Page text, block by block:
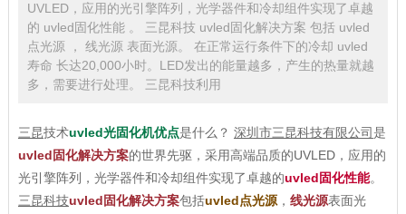
UVLED，应用的光引擎阵列，光学器件和冷却组件实现了卓越
的 uvled固化性能 。 三昆科技 uvled固化解决方案 包括 uvled
点光源 ， 线光源 表面光源。 在正常运行条件下的冷却 uvled
寿命 长达20,000小时。LED发出的能量越多，产生的热量就越
多，需要进行处理。 三昆科技利用
三昆技术uvled光固化机优点是什么？ 深圳市三昆科技有限公司是
uvled固化解决方案的世界先驱，采用高端品质的UVLED，应用的
光引擎阵列，光学器件和冷却组件实现了卓越的uvled固化性能。
三昆科技uvled固化解决方案包括uvled点光源， 线光源表面光